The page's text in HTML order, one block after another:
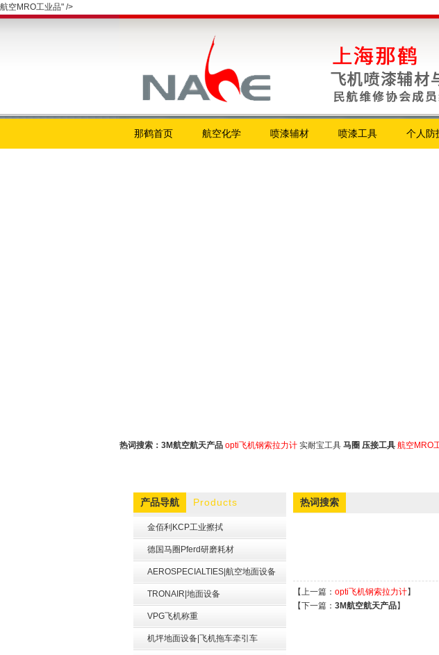
航空MRO工业品" />
那鹤首页 航空化学 喷漆辅材 喷漆工具 个人防
热词搜索： 3M航空航天产品 opti飞机钢索拉力计 实耐宝工具 马圈 压接工具 航空MRO
产品导航 Products
金佰利KCP工业擦拭
德国马圈Pferd研磨耗材
AEROSPECIALTIES|航空地面设备
TRONAIR|地面设备
VPG飞机称重
机坪地面设备|飞机拖车牵引车
热词搜索
【上一篇： opti飞机钢索拉力计】
【下一篇： 3M航空航天产品】